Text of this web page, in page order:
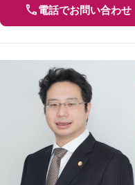
電話でお問い合わせ